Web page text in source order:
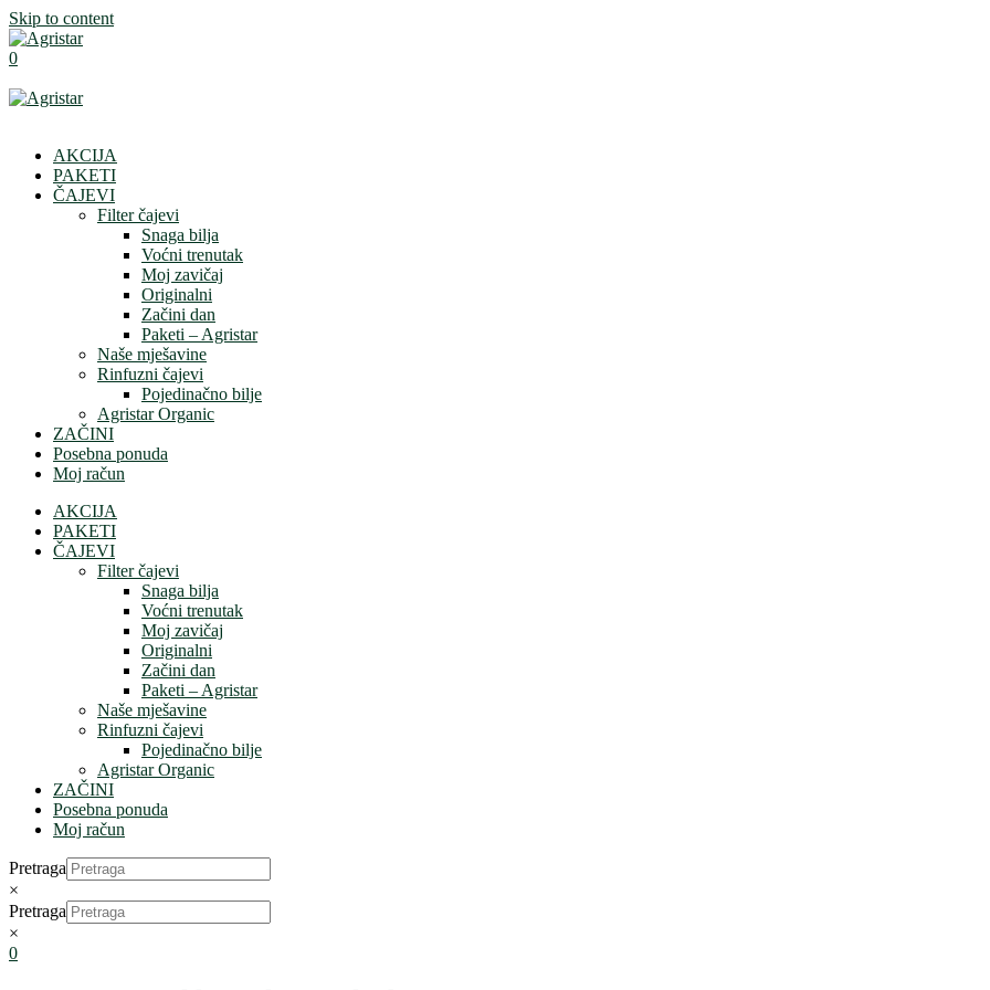
Skip to content
0
AKCIJA
PAKETI
ČAJEVI
Filter čajevi
Snaga bilja
Voćni trenutak
Moj zavičaj
Originalni
Začini dan
Paketi – Agristar
Naše mješavine
Rinfuzni čajevi
Pojedinačno bilje
Agristar Organic
ZAČINI
Posebna ponuda
Moj račun
AKCIJA
PAKETI
ČAJEVI
Filter čajevi
Snaga bilja
Voćni trenutak
Moj zavičaj
Originalni
Začini dan
Paketi – Agristar
Naše mješavine
Rinfuzni čajevi
Pojedinačno bilje
Agristar Organic
ZAČINI
Posebna ponuda
Moj račun
Pretraga
×
Pretraga
×
0